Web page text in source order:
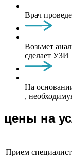
Врач
Возьмет
сделает УЗИ
На
,
цены на
Прием